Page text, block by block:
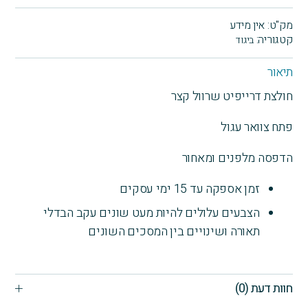
לדבר,
חולצת
צוות
תיאור
חולצת דרייפיט שרוול קצר
פתח צוואר עגול
הדפסה מלפנים ומאחור
זמן אספקה עד 15 ימי עסקים
הצבעים עלולים להיות מעט שונים עקב הבדלי
תאורה ושינויים בין המסכים השונים
חוות דעת (0)
מק"ט: אין מידע
קטגוריה: ביגוד